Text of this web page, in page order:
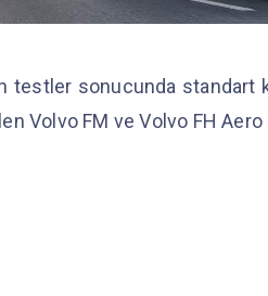
testler sonucunda standart
Volvo FM ve Volvo FH Aero